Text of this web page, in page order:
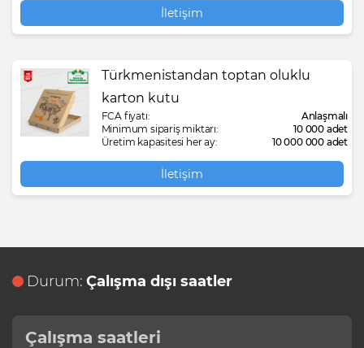
İletişim
Türkmenistandan toptan oluklu
karton kutu
FCA fiyatı:
Anlaşmalı
Minimum sipariş miktarı:
10 000 adet
Üretim kapasitesi her ay:
10 000 000 adet
İletişim
Durum: Çalışma dışı saatler
Çalışma saatleri